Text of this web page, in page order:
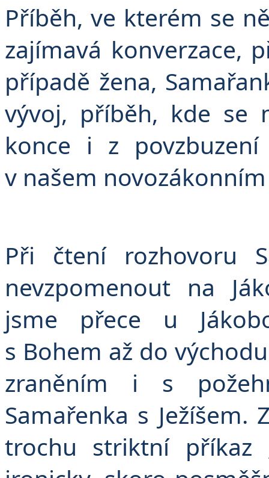
Příběh, ve kterém se
zajímavá konverzace,
případě žena,
vývoj, příběh, kde se
konce i z
v našem
Při čtení rozhovoru
nevzpomenout na
jsme přece u
s Bohem až do
zraněním i s
Samařenka s
trochu striktní příkaz